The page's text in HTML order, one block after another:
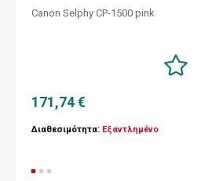
Canon Selphy CP-1500 pink
171,74 €
Διαθεσιμότητα: Εξαντλημένο